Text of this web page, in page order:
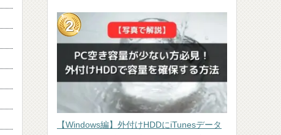
【Windows編】外付けHDDにiTunesデータ